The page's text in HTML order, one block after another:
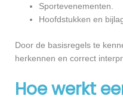
Sportevenementen.
Hoofdstukken en
Door de basisregels te
herkennen en correct
Hoe werkt